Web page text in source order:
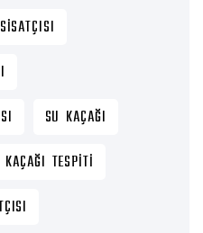
SU KAÇAĞI
TESPITI